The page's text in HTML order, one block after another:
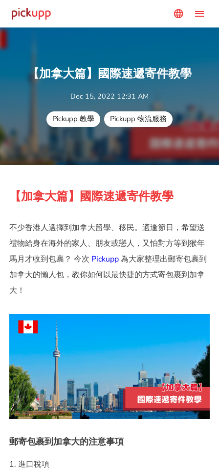
language menu
【加拿大篇】國際速遞寄件教學
Dec 15, 2022 12:31 AM
Pickupp 教學 Pickupp 物流服務
【加拿大篇】國際速遞寄件教學
不少香港人選擇到加拿大留學、移民。適逢節日，希望送
禮物給身在海外的家人、朋友或戀人，又怕對方等到猴年
馬月才收到包裹？ 今次 Pickupp為大家整理出郵寄包裹到
加拿大的懶人包，教你如何以最快捷的方式寄包裹到加拿
大！
郵寄包裹到加拿大的注意事項
1. 進口稅項